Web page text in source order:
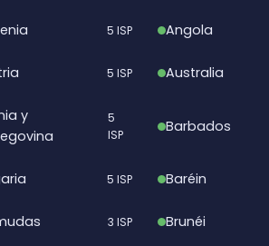
5 ISP Angola
5 ISP Australia
y
5
ISP
Barbados
5 ISP Baréin
3 ISP Brunéi